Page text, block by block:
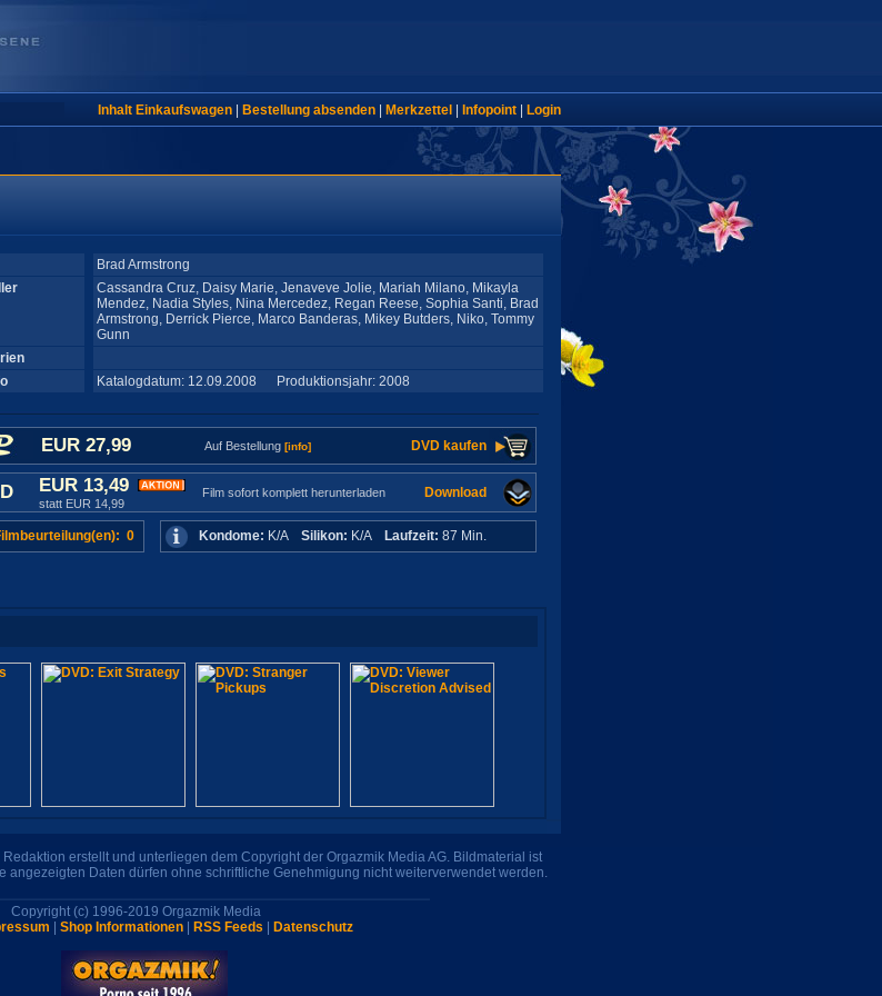
Inhalt Einkaufswagen| Bestellung absenden| Merkzettel Infopoint| Login
Brad Armstrong
Cassandra Cruz, Daisy Marie, Jenaveve Jolie, Mariah Milano, Mikayla
Mendez, Nadia Styles, Nina Mercedez, Regan Reese, Sophia Santi, Brad
Armstrong, Derrick Pierce, Marco Banderas, Mikey Butders, Niko, Tommy
Gunn
Katalogdatum: 12.09.2008 Produktionsjahr: 2008
EUR 27,99 Auf Bestellung [info] DVD kaufen
EUR 13,49
statt EUR 14,99
Film sofort komplett herunterladen Download
0 Kondome: K/A Silikon: K/A Laufzeit: 87 Min.
erstellt und unterliegen dem Copyright der Orgazmik Media AG. Bildmaterial ist
angezeigten Daten dürfen ohne schriftliche Genehmigung nicht weiterverwendet werden.
Copyright (c) 1996-2019 Orgazmik Media
Shop Informationen RSS Feeds Datenschutz